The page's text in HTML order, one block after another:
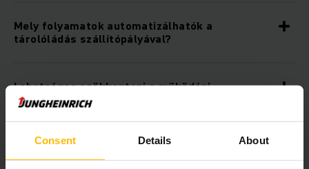
Consent Details About
Mely folyamatok automatizálhatók a
tárolóládás szállítópályával?
Lehetséges csökkenteni a működési
költségeket egy optimális tárolóládás
szállítórendszerrel?
Kombinálható a Jungheinrich tárolóládás